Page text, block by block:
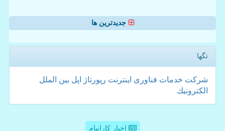
جدیدترین ها
تگها
شركت خدمات فناوری اینترنت رپورتاژ اپل بین الملل
الكترونیك
اخبار کاراپیام